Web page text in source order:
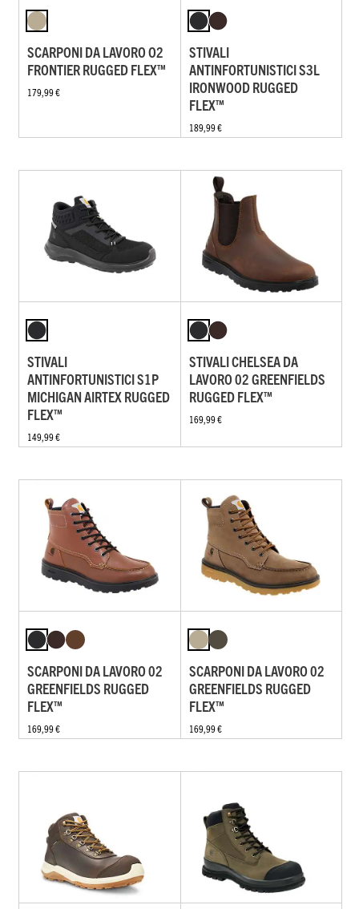
SCARPONI DA LAVORO O2
FRONTIER RUGGED FLEX™
179,99 €
STIVALI
ANTINFORTUNISTICI S3L
IRONWOOD RUGGED
FLEX™
189,99 €
STIVALI
ANTINFORTUNISTICI S1P
MICHIGAN AIRTEX RUGGED
FLEX™
149,99 €
STIVALI CHELSEA DA
LAVORO 02 GREENFIELDS
RUGGED FLEX™
169,99 €
SCARPONI DA LAVORO 02
GREENFIELDS RUGGED
FLEX™
169,99 €
SCARPONI DA LAVORO 02
GREENFIELDS RUGGED
FLEX™
169,99 €